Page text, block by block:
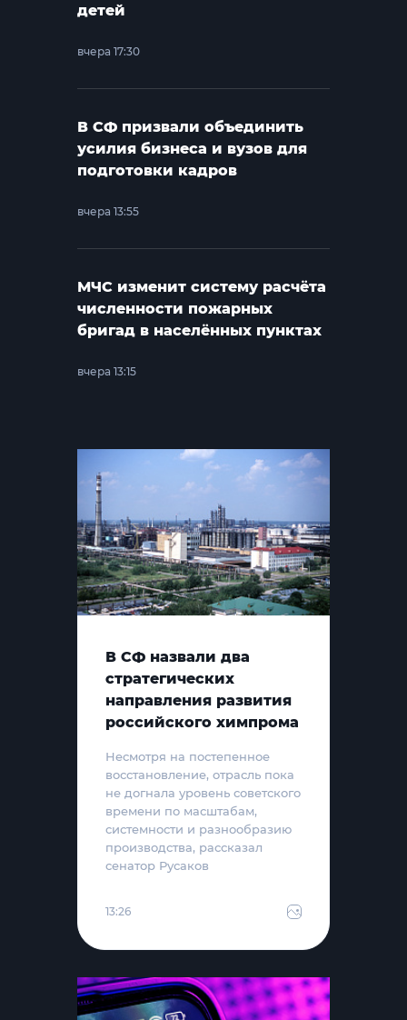
детей
вчера 17:30
В СФ призвали объединить
усилия бизнеса и вузов для
подготовки кадров
вчера 13:55
МЧС изменит систему расчёта
численности пожарных
бригад в населённых пунктах
вчера 13:15
В СФ назвали два
стратегических
направления развития
российского химпрома
Несмотря на постепенное
восстановление, отрасль пока
не догнала уровень советского
времени по масштабам,
системности и разнообразию
производства, рассказал
сенатор Русаков
13:26